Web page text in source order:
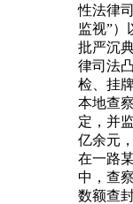
性法律
监视”）
批严沉
律司法
检、挂
本地查
定，并
亿余元
在一路
中，查
数额查